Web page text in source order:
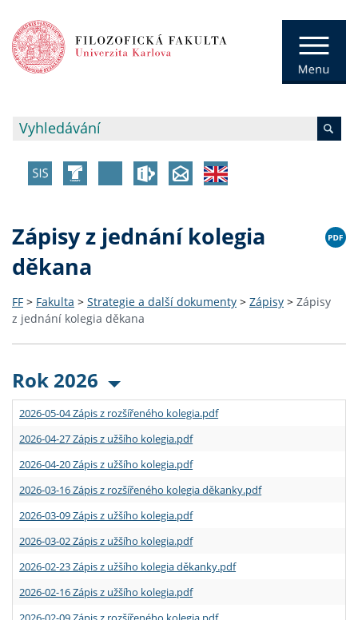
Zápisy z jednání kolegia
děkana
FF > Fakulta > Strategie a další dokumenty > Zápisy > Zápisy
z jednání kolegia děkana
Rok 2026
2026-05-04 Zápis z rozšířeného kolegia.pdf
2026-04-27 Zápis z užšího kolegia.pdf
2026-04-20 Zápis z užšího kolegia.pdf
2026-03-16 Zápis z rozšířeného kolegia děkanky.pdf
2026-03-09 Zápis z užšího kolegia.pdf
2026-03-02 Zápis z užšího kolegia.pdf
2026-02-23 Zápis z užšího kolegia děkanky.pdf
2026-02-16 Zápis z užšího kolegia.pdf